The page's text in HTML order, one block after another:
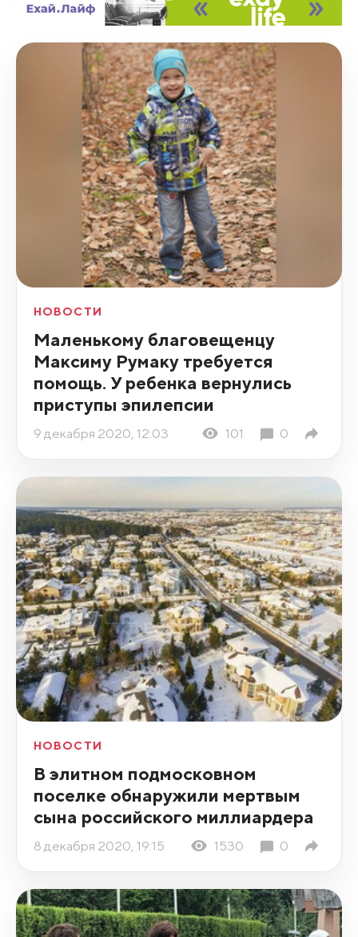
НОВОСТИ
Маленькому благовещенцу
Максиму Румаку требуется
помощь. У ребенка вернулись
приступы эпилепсии
9 декабря 2020, 12:03 101 0
НОВОСТИ
В элитном подмосковном
поселке обнаружили мертвым
сына российского миллиардера
8 декабря 2020, 19:15 1530 0